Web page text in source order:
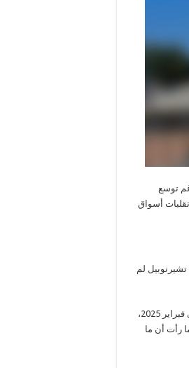
توسع
أسواق
معتبرة أن تشيرنوبيل لم
وأشارت الصحيفة إلى تعرض القبة الواقية الحديثة للمفاعل الرابع لأضرار نتيجة هجوم بطائرة مسيّرة في فبراير 2025،
رأت أن ما